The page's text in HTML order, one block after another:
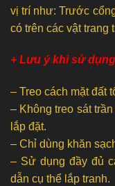
vị trí như: Trước
có trên các vật trang
+ Lưu ý khi sử
– Treo cách mặt đất
– Không treo sát
lắp đặt.
– Chỉ dùng khăn
– Sử dụng đầy đủ
dẫn cụ thể lắp tranh.